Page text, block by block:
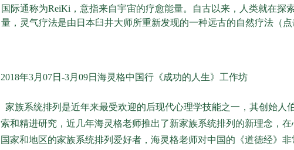
国际通称为ReiKi，意指来自宇宙的疗愈能量。自古以来，人类就在
量，灵气疗法是由日本臼井大师所重新发现的一种远古的自然疗法（点
2018年3月07日-3月09日海灵格中国行《成功的人生》工作坊
家族系统排列是近年来最受欢迎的后现代心理学技能之一，其创始人
索和精进研究，近几年海灵格老师推出了新家族系统排列的新理念，
国家和地区的家族系统排列爱好者，海灵格老师对中国的《道德经》